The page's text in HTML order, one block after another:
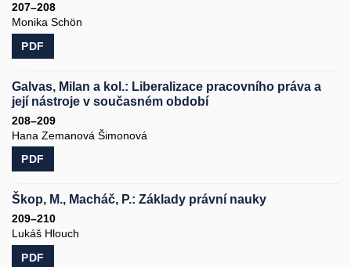
207–208
Monika Schön
PDF
Galvas, Milan a kol.: Liberalizace pracovního práva a
její nástroje v současném období
208–209
Hana Zemanová Šimonová
PDF
Škop, M., Macháč, P.: Základy právní nauky
209–210
Lukáš Hlouch
PDF